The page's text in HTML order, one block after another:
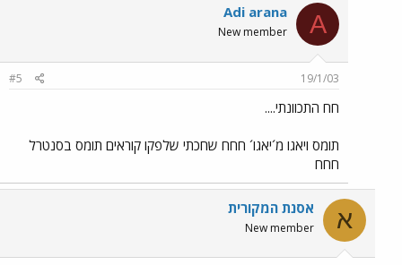
A
Adi arana
New member
19/1/03
#5
חח התכוונתי....
תומס ויאגו מ´יאגו´ חחח שחכתי שלפקו קוראים תומס בסנטרל
חחח
א אסנת המקורית
New member